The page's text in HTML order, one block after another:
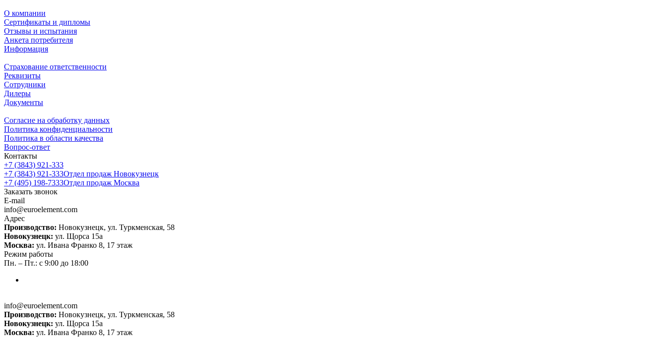
О компании
Сертификаты и дипломы
Отзывы и испытания
Анкета потребителя
Информация
Страхование ответственности
Реквизиты
Сотрудники
Дилеры
Документы
Согласие на обработку данных
Политика конфиденциальности
Политика в области качества
Вопрос-ответ
Контакты
+7 (3843) 921-333
+7 (3843) 921-333Отдел продаж Новокузнецк
+7 (495) 198-7333Отдел продаж Москва
Заказать звонок
E-mail
info@euroelement.com
Адрес
Производство: Новокузнецк, ул. Туркменская, 58
Новокузнецк: ул. Щорса 15а
Москва: ул. Ивана Франко 8, 17 этаж
Режим работы
Пн. – Пт.: с 9:00 до 18:00
info@euroelement.com
Производство: Новокузнецк, ул. Туркменская, 58
Новокузнецк: ул. Щорса 15а
Москва: ул. Ивана Франко 8, 17 этаж